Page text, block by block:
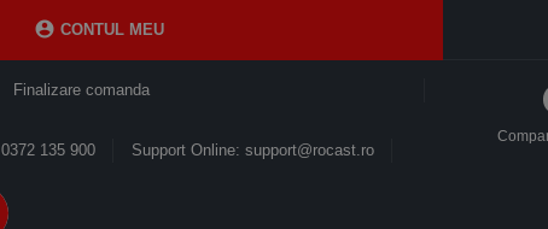
 CONTUL MEU
Finalizare comanda
Support Online: support@rocast.ro
0372 135 900